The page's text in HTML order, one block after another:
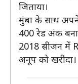
जिताया।
मुंबा के साथ
400 रेड अंक
2018 सीजन में
अनूप को खरीदा।